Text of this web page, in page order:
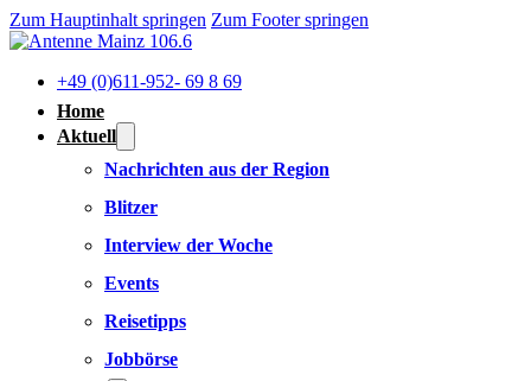
Zum Hauptinhalt springen Zum Footer springen
+49 (0)611-952- 69 8 69
Home
Aktuell
Nachrichten aus der Region
Blitzer
Interview der Woche
Events
Reisetipps
Jobbörse